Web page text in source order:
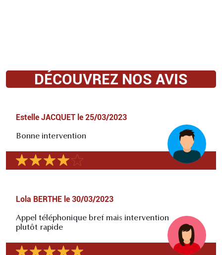
DÉCOUVREZ NOS AVIS
Estelle JACQUET le 25/03/2023
Bonne intervention
Lola BERTHE le 30/03/2023
Appel téléphonique bref mais intervention
plutôt rapide